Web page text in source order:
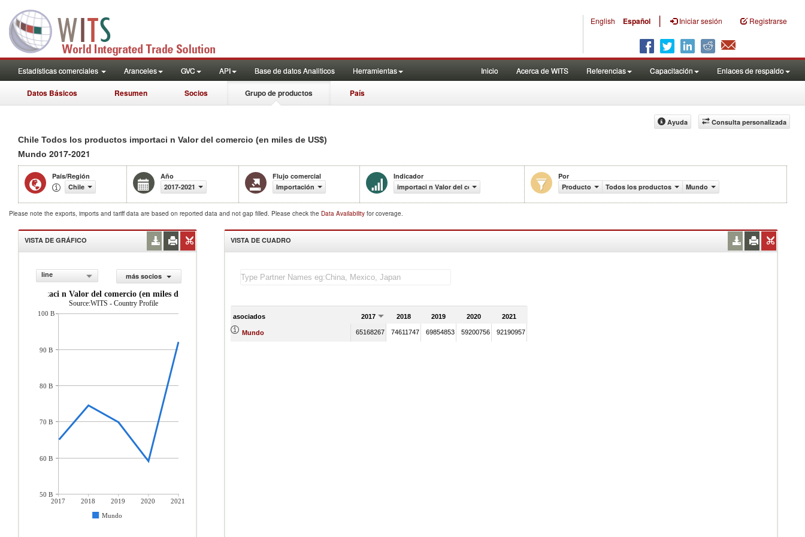
English Español | Iniciar sesión Registrarse
Estadísticas comerciales Aranceles GVC API Base de datos Analiticos Herramientas Inicio Acerca de WITS Referencias Capacitación Enlaces de respaldo
Datos Básicos Resumen Socios Grupo de productos País
Consulta personalizada
Ayuda
Chile Todos los productos importaci n Valor del comercio (en miles de US$)
Mundo 2017-2021
País/Región
Chile
Año
2017-2021
Flujo comercial
Importación
Indicador
importaci n Valor del comercio (en miles de US$)
Por
Producto
Todos los productos Mundo
Please note the exports, imports and tariff data are based on reported data and not gap filled. Please check the Data Availability for coverage.
VISTA DE GRÁFICO
line
más socios
importaci n Valor del comercio (en miles de US$)
Source:WITS - Country Profile
2017 2018 2019 2020
2021
Mundo
100 B
90 B
80 B
70 B
60 B
50 B
VISTA DE CUADRO
asociados 2017 2018 2019 2020 2021
Mundo 65168267 74611747 69854853 59200756 92190957